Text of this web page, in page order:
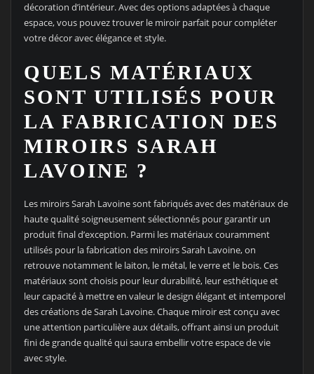
décoration d’intérieur. Avec des options adaptées à chaque
espace, vous pouvez trouver le miroir parfait pour compléter
votre décor avec élégance et style.
QUELS MATÉRIAUX
SONT UTILISÉS POUR
LA FABRICATION DES
MIROIRS SARAH
LAVOINE ?
Les miroirs Sarah Lavoine sont fabriqués avec des matériaux de
haute qualité soigneusement sélectionnés pour garantir un
produit final d’exception. Parmi les matériaux couramment
utilisés pour la fabrication des miroirs Sarah Lavoine, on
retrouve notamment le laiton, le métal, le verre et le bois. Ces
matériaux sont choisis pour leur durabilité, leur esthétique et
leur capacité à mettre en valeur le design élégant et intemporel
des créations de Sarah Lavoine. Chaque miroir est conçu avec
une attention particulière aux détails, offrant ainsi un produit
fini de grande qualité qui saura embellir votre espace de vie
avec style.